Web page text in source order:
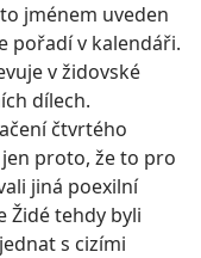
jménem uveden
pořadí v kalendáři.
v židovské
dílech.
čtvrtého
proto, že to pro
jiná poexilní
Židé tehdy byli
s cizími